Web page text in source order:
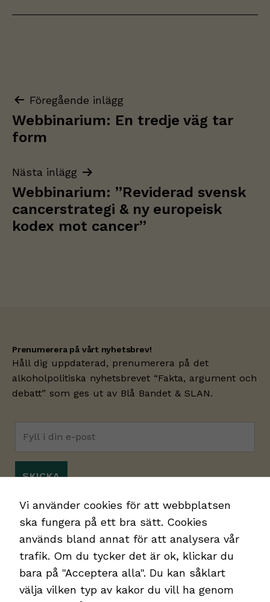
Inläggsnavigering
Föregående inlägg
Webbinarium: En tredje väg tar
form
Nästa inlägg
Webbinarium: ”Reviderad svensk
cancerstrategi & ny europeisk
kodex mot cancer”
Prenumerera på vårt nyhetsbrev!
Håll dig uppdaterad, prenumerera på det
alkoholpolitiska nyhetsbrevet “Fakta, argument och
debatt” som ges ut av Blå Bandet & SLAN.
Jag godkänner integritetspolicyn.
Vi använder cookies för att webbplatsen
ska fungera på ett bra sätt. Cookies
används bland annat för att analysera vår
trafik. Om du tycker det är ok, klickar du
bara på "Acceptera alla". Du kan såklart
välja vilken typ av kakor du vill ha genom
Nödvändiga
Dessa kakor
taget ska
Statistik
Vi använder Google
Analytics för
webbplatsstatistik i
syfte att identifiera